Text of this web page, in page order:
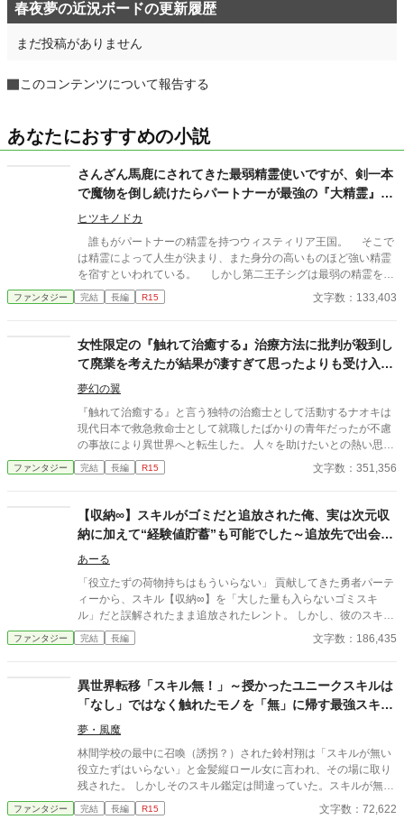
春夜夢の近況ボードの更新履歴
まだ投稿がありません
このコンテンツについて報告する
あなたにおすすめの小説
さんざん馬鹿にされてきた最弱精霊使いですが、剣一本
で魔物を倒し続けたらパートナーが最強の『大精霊』に
進化したので逆襲を始めます。
ヒツキノドカ
誰もがパートナーの精霊を持つウィスティリア王国。 そこで
は精霊によって人生が決まり、また身分の高いものほど強い精霊
を宿すといわれている。 しかし第二王子シグは最弱の精霊を宿
して生まれたために王家を追放されてしまう。 身分を剥奪され
たシグは冒険者になり、剣一本で魔物を倒して生計を立てるよう
他の冒険者に襲われこともあった。 そんな生活がしばらく続い
たある日――今までの苦労が報われ精霊が進化。 姿は美しい白
髪の少女に。 伝説の大精霊となり、『天候にまつわる全属性使
用可』という規格外の能力を得たクゥは、「今まで育ててくれた
恩返しがしたい！」と懐きまくってくる。 最強の相棒を手に入
れたシグは、今まで自分を見下してきた人間たちを見返すことを
決意するのだった。 ーーーーーー ーーー 閲覧、お気に入り登
録、感想等いつもありがとうございます。とても励みになりま
す！ ※2020.6.８お陰様でHOTランキングに載ることができまし
ファンタジー 完結 長編 R15 文字数：133,403
女性限定の『触れて治癒する』治療方法に批判が殺到し
て廃業を考えたが結果が凄すぎて思ったよりも受け入れ
て貰えた
夢幻の翼
『触れて治癒する』と言う独特の治癒士として活動するナオキは
現代日本で救急救命士として就職したばかりの青年だったが不慮
の事故により異世界へと転生した。 人々を助けたいとの熱い思い
を女神に願った彼は転生先で治癒士として活動を始めたがある問
題にぶつかる。 それは、どんな難病も瀕死の大怪我も治療出来る
にしか効果が無いという『限定能力』だった。 ※カクヨムにて先
行配信しています。 カクヨムへのリンクも貼ってありますので続
きを早く読みたい方はそちらからお願いします。
ファンタジー 完結 長編 R15 文字数：351,356
【収納∞】スキルがゴミだと追放された俺、実は次元収
納に加えて“経験値貯蓄”も可能でした～追放先で出会っ
たもふもふスライムと伝説の竜を育成〜
あーる
「役立たずの荷物持ちはもういらない」 貢献してきた勇者パーテ
ィーから、スキル【収納∞】を「大した量も入らないゴミスキ
ル」だと誤解されたまま追放されたレント。 しかし、彼のスキル
は文字通り『無限』の容量を持つ次元収納に加え、得た経験値を
貯蓄し、仲間へ『分配』できる超チート能力だった！ 失意の中、
ル」と、古代の祭壇で孵化した伝説の竜の幼体「リンド」。レン
トは隠していたスキルを解放し、唯一無二の仲間たちを最強へと
育成することを決意する！ 辺境の村を拠点に、薬草採取から魔物
討伐まで、スキルを駆使して依頼をこなし、着実に経験値と信頼
を稼いでいくレントたち。プルは多彩なスキルを覚え、リンドは
驚異的な速度で成長を遂げる。 これは、ゴミスキルだと蔑まれた
少年が、最強の仲間たちと共にどん底から成り上がり、やがて自
分を捨てたパーティーや国に「もう遅い」と告げることになる、
追放から始まる育成＆ざまぁファンタジー！
ファンタジー 完結 長編 文字数：186,435
異世界転移「スキル無！」～授かったユニークスキルは
「なし」ではなく触れたモノを「無」に帰す最強スキル
だったようです～
夢・風魔
林間学校の最中に召喚（誘拐？）された鈴村翔は「スキルが無い
役立たずはいらない」と金髪縦ロール女に言われ、その場に取り
残された。 しかしそのスキル鑑定は間違っていた。スキルが無い
のではなく、転移特典で授かったのは『無』というスキルだった
のだ。 とにかく生き残るために行動を起こした翔は、モンスター
ファンタジー 完結 長編 R15 文字数：72,622